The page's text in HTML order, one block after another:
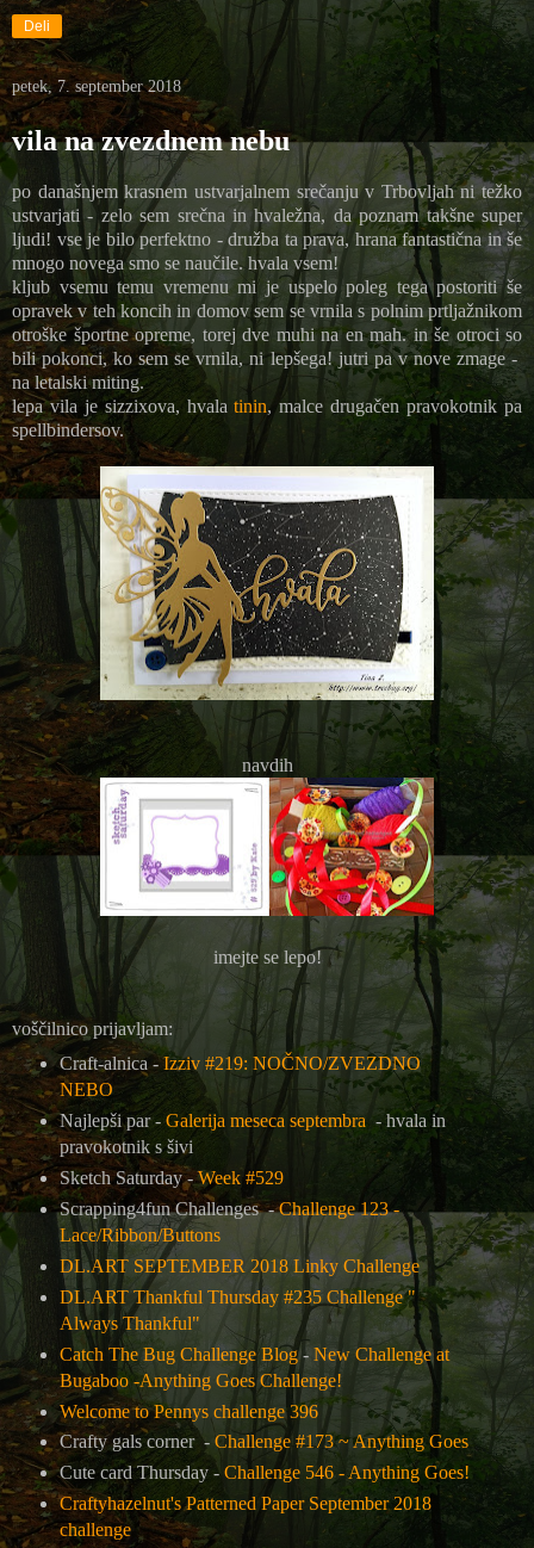
Deli
petek, 7. september 2018
vila na zvezdnem nebu
po današnjem krasnem ustvarjalnem srečanju v Trbovljah ni težko
ustvarjati - zelo sem srečna in hvaležna, da poznam takšne super
ljudi! vse je bilo perfektno - družba ta prava, hrana fantastična in še
mnogo novega smo se naučile. hvala vsem!
kljub vsemu temu vremenu mi je uspelo poleg tega postoriti še
opravek v teh koncih in domov sem se vrnila s polnim prtljažnikom
otroške športne opreme, torej dve muhi na en mah. in še otroci so
bili pokonci, ko sem se vrnila, ni lepšega! jutri pa v nove zmage -
na letalski miting.
lepa vila je sizzixova, hvala tinin, malce drugačen pravokotnik pa
spellbindersov.
navdih
imejte se lepo!
voščilnico prijavljam:
Craft-alnica -Izziv #219: NOČNO/ZVEZDNO
NEBO
Najlepši par - Galerija meseca septembra - hvala in
pravokotnik s šivi
Sketch Saturday -Week #529
Scrapping4fun Challenges -Challenge 123 -
Lace/Ribbon/Buttons
DL.ART SEPTEMBER 2018 Linky Challenge
DL.ART Thankful Thursday #235 Challenge "
Always Thankful"
Catch The Bug Challenge Blog- New Challenge at
Bugaboo -Anything Goes Challenge!
Welcome to Pennys challenge 396
Crafty gals corner - Challenge #173 ~ Anything Goes
Cute card Thursday - Challenge 546 - Anything Goes!
Craftyhazelnut's Patterned Paper September 2018
challenge